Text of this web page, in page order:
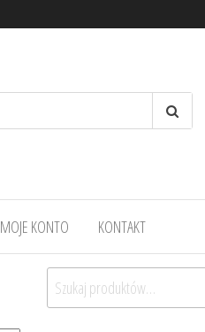
MOJE KONTO KONTAKT
Szukaj: